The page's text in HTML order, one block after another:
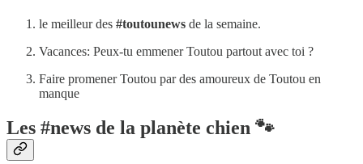
le meilleur des #toutounews de la semaine.
Vacances: Peux-tu emmener Toutou partout avec toi ?
Faire promener Toutou par des amoureux de Toutou en
manque
Les #news de la planète chien 🐾